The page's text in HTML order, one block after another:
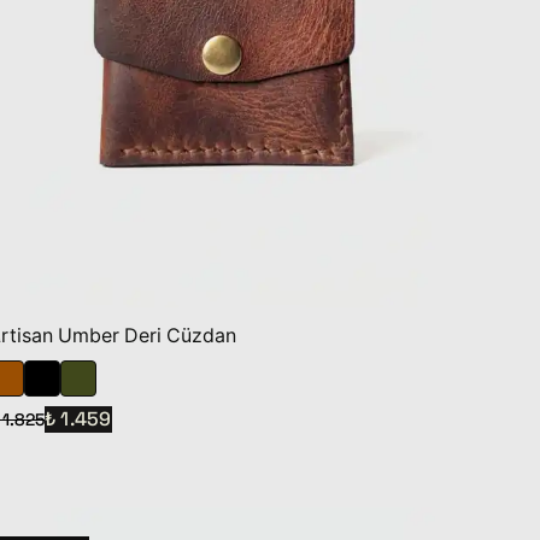
Umber Deri Cüzdan
₺ 1.459